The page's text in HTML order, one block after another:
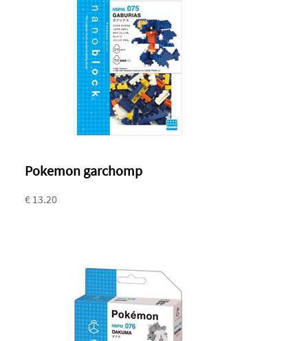
Pokemon garchomp
€ 13.20